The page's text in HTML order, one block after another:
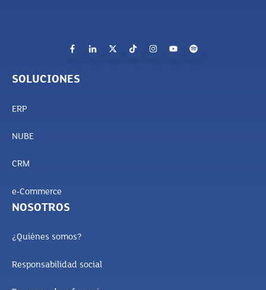
SOLUCIONES
ERP
NUBE
CRM
e-Commerce
NOSOTROS
¿Quiénes somos?
Responsabilidad social